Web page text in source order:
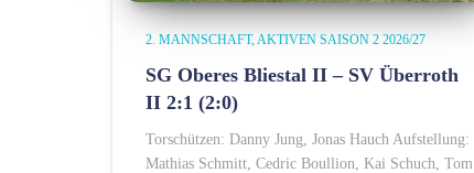
2. MANNSCHAFT AKTIVEN SAISON 2 2026/27
SG Oberes Bliestal II – SV Überroth
II 2:1 (2:0)
Torschützen: Danny Jung, Jonas Hauch Aufstellung:
Mathias Schmitt, Cedric Boullion, Kai Schuch, Tom